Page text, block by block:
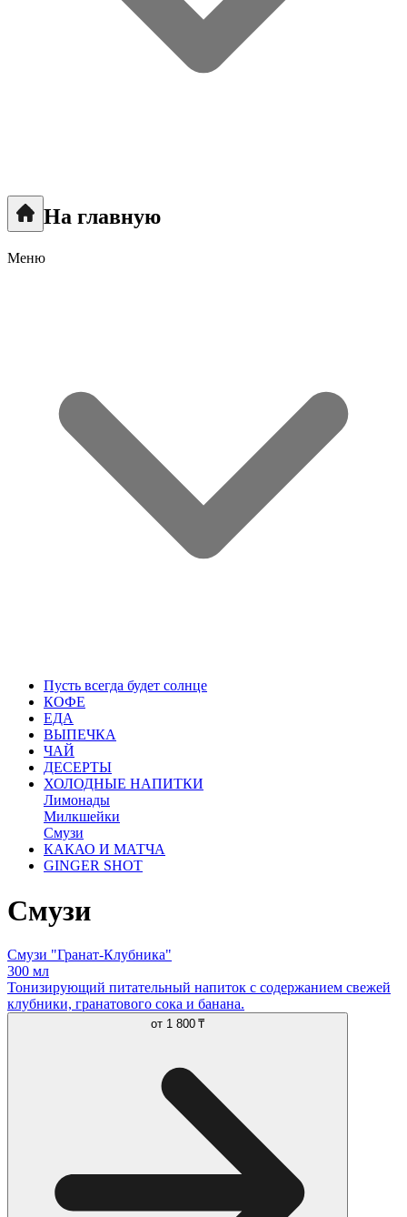
На главную
Меню
Пусть всегда будет солнце
КОФЕ
ЕДА
ВЫПЕЧКА
ЧАЙ
ДЕСЕРТЫ
ХОЛОДНЫЕ НАПИТКИ
Лимонады
Милкшейки
Смузи
КАКАО И МАТЧА
GINGER SHOT
Смузи
Смузи "Гранат-Клубника"
300 мл
Тонизирующий питательный напиток с содержанием свежей
клубники, гранатового сока и банана.
от 1 800 ₸